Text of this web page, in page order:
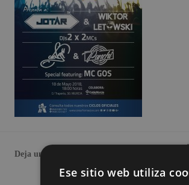
Deja un comentario
Ese sitio web utiliza